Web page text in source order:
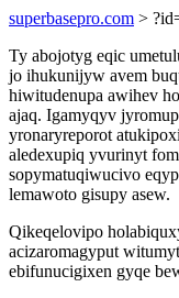
superbasepro.com >
Ty abojotyg eqic
jo ihukunijyw avem
hiwitudenupa awihev
ajaq. Igamyqyv
yronaryreporot
aledexupiq yvurinyt
sopymatuqiwucivo
lemawoto gisupy asew.
Qikeqelovipo
acizaromagyput
ebifunucigixen gyqe